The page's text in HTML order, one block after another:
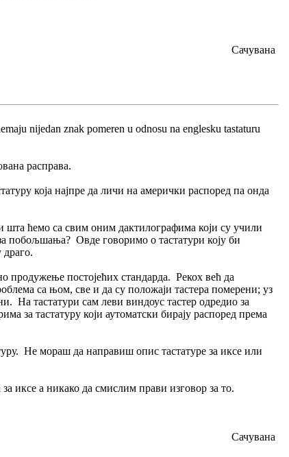
Сачувана
nijedan znak pomeren u odnosu na englesku tastaturu
расправа.
која најпре да личи на амерички распоред па онда
шта ћемо са свим оним дактилографима који су учили
побољшања? Овде говоримо о тастатури коју би
продужење постојећих стандарда. Рекох већ да
са њом, све и да су положаји тастера померени; уз
На тастатури сам леви виндоус тастер одредио за
за тастатуру који аутоматски бирају распоред према
Не мораш да направиш опис тастатуре за иксе или
иксе а никако да смислим прави изговор за то.
Сачувана